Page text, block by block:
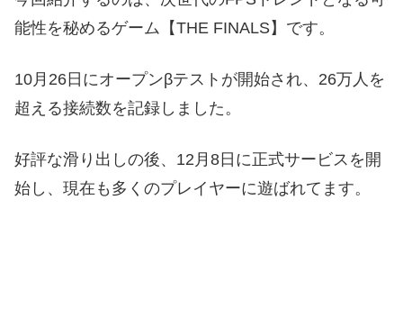
能性を秘めるゲーム【THE FINALS】です。
10月26日にオープンβテストが開始され、26万人を
超える接続数を記録しました。
好評な滑り出しの後、12月8日に正式サービスを開
始し、現在も多くのプレイヤーに遊ばれてます。